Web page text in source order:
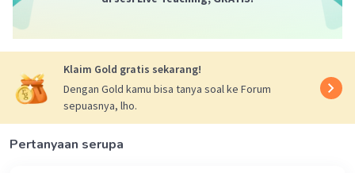
Bilangan kedua
= 28 +2
= 30
Bilangan ketiga
= n + 4
= 28 +4
= 32
Klaim Gold gratis sekarang!
Dengan Gold kamu bisa tanya soal ke Forum
sepuasnya, lho.
Pertanyaan serupa